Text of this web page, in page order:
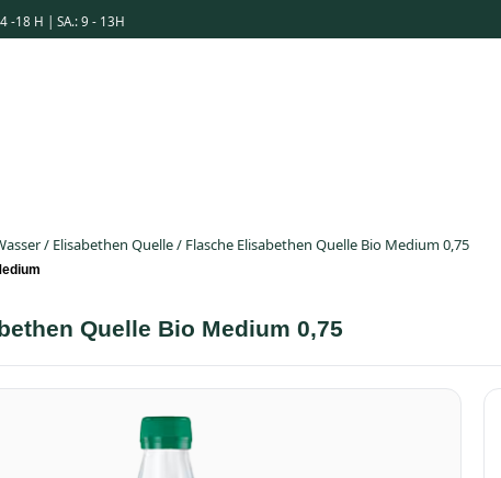
-18 H | SA.: 9 - 13H
/ Elisabethen Quelle/ Flasche Elisabethen Quelle Bio Medium 0,75
Quelle Bio Medium 0,75